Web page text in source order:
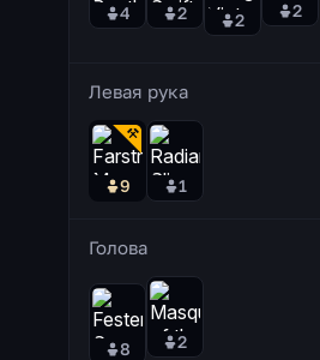
4 2 2 2
Левая рука
9 1
Голова
8 2